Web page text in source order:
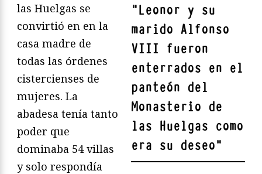
"Leonor y su
marido Alfonso
VIII fueron
enterrados en el
panteón del
Monasterio de
las Huelgas como
era su deseo"
las Huelgas se
convirtió en en la
casa madre de
todas las órdenes
cistercienses de
mujeres. La
abadesa tenía tanto
poder que
dominaba 54 villas
y solo respondía